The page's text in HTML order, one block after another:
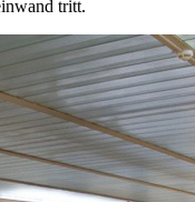
tritt.